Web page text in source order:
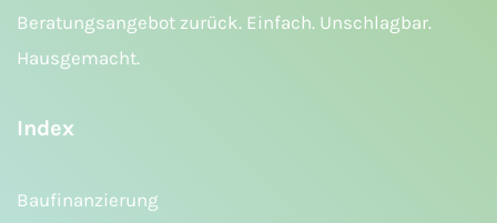
Beratungsangebot zurück. Einfach. Unschlagbar.
Hausgemacht.
Index
Baufinanzierung